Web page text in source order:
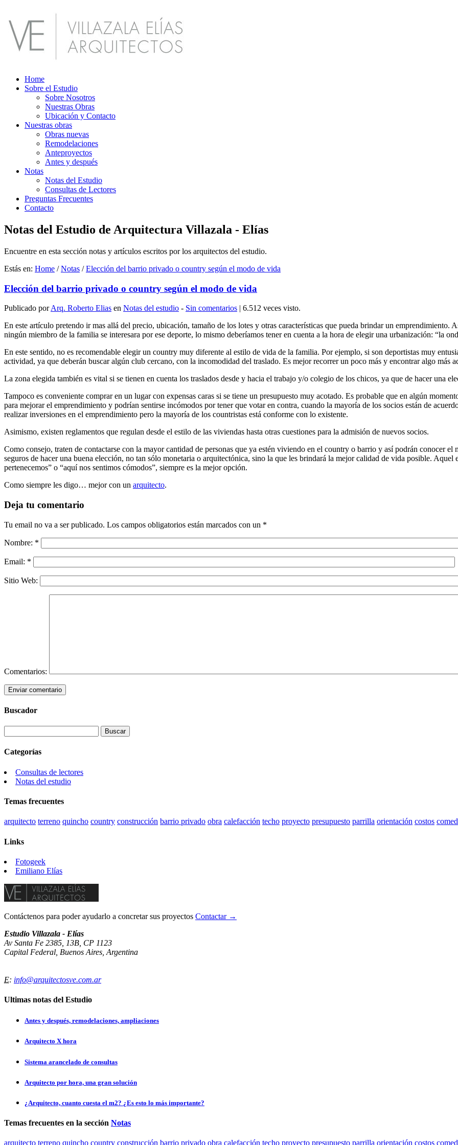
Home
Sobre el Estudio
Sobre Nosotros
Nuestras Obras
Ubicación y Contacto
Nuestras obras
Obras nuevas
Remodelaciones
Anteproyectos
Antes y después
Notas
Notas del Estudio
Consultas de Lectores
Preguntas Frecuentes
Contacto
Notas del Estudio de Arquitectura Villazala - Elías
Encuentre en esta sección notas y artículos escritos por los arquitectos del estudio.
Estás en: Home / Notas / Elección del barrio privado o country según el modo de vida
Elección del barrio privado o country según el modo de vida
Publicado por Arq. Roberto Elias en Notas del estudio ‐ Sin comentarios | 6.512 veces visto.
En este artículo pretendo ir mas allá del precio, ubicación, tamaño de los lotes y otras características que pueda brindar un emprendimiento.
ningún miembro de la familia se interesara por ese deporte, lo mismo deberíamos tener en cuenta a la hora de elegir una urbanización: “la
En este sentido, no es recomendable elegir un country muy diferente al estilo de vida de la familia. Por ejemplo, si son deportistas muy
actividad, ya que deberán buscar algún club cercano, con la incomodidad del traslado. Es mejor recorrer un poco más y encontrar algo más
La zona elegida también es vital si se tienen en cuenta los traslados desde y hacia el trabajo y/o colegio de los chicos, ya que de hacer una
Tampoco es conveniente comprar en un lugar con expensas caras si se tiene un presupuesto muy acotado. Es probable que en algún
para mejorar el emprendimiento y podrían sentirse incómodos por tener que votar en contra, cuando la mayoría de los socios están de
realizar inversiones en el emprendimiento pero la mayoría de los countristas está conforme con lo existente.
Asimismo, existen reglamentos que regulan desde el estilo de las viviendas hasta otras cuestiones para la admisión de nuevos socios.
Como consejo, traten de contactarse con la mayor cantidad de personas que ya estén viviendo en el country o barrio y así podrán conocer
seguros de hacer una buena elección, no tan sólo monetaria o arquitectónica, sino la que les brindará la mejor calidad de vida posible.
pertenecemos” o “aquí nos sentimos cómodos”, siempre es la mejor opción.
Como siempre les digo… mejor con un arquitecto.
Deja tu comentario
Tu email no va a ser publicado. Los campos obligatorios están marcados con un *
Nombre: *
Email: *
Sitio Web:
Comentarios:
Buscador
Categorías
Consultas de lectores
Notas del estudio
Temas frecuentes
arquitecto terreno quincho country construcción barrio privado obra calefacción techo proyecto presupuesto parrilla orientación costos
Links
Fotogeek
Emiliano Elías
Contáctenos para poder ayudarlo a concretar sus proyectos Contactar →
Estudio Villazala - Elías
Av Santa Fe 2385, 13B, CP 1123
Capital Federal, Buenos Aires, Argentina
E: info@arquitectosve.com.ar
Ultimas notas del Estudio
Antes y después, remodelaciones, ampliaciones
Arquitecto X hora
Sistema arancelado de consultas
Arquitecto por hora, una gran solución
¿Arquitecto, cuanto cuesta el m2? ¿Es esto lo más importante?
Temas frecuentes en la sección Notas
arquitecto terreno quincho country construcción barrio privado obra calefacción techo proyecto presupuesto parrilla orientación costos